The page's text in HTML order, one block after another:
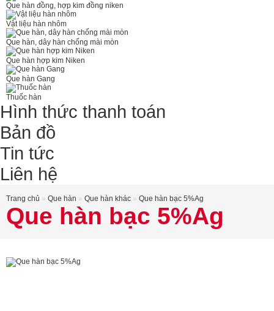
Que hàn đồng, hợp kim đồng niken
Vật liệu hàn nhôm
Que hàn, dây hàn chống mài mòn
Que hàn hợp kim Niken
Que hàn Gang
Thuốc hàn
Hình thức thanh toán
Bản đồ
Tin tức
Liên hệ
Trang chủ » Que hàn » Que hàn khác » Que hàn bạc 5%Ag
Que hàn bạc 5%Ag